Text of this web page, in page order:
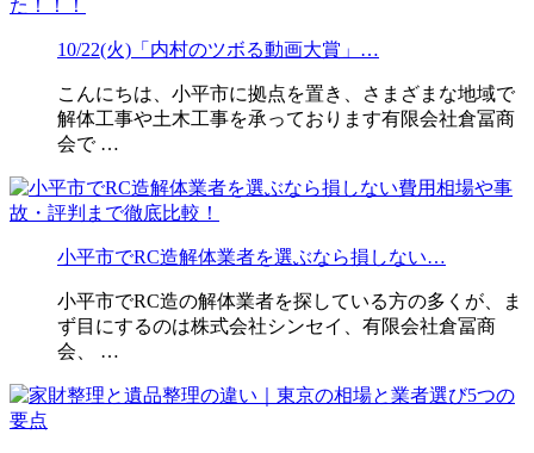
10/22(火)「内村のツボる動画大賞」…
こんにちは、小平市に拠点を置き、さまざまな地域で
解体工事や土木工事を承っております有限会社倉冨商
会で …
小平市でRC造解体業者を選ぶなら損しない…
小平市でRC造の解体業者を探している方の多くが、ま
ず目にするのは株式会社シンセイ、有限会社倉冨商
会、 …